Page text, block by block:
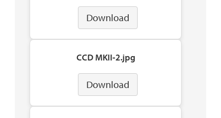
Download
CCD MKII-2.jpg
Download